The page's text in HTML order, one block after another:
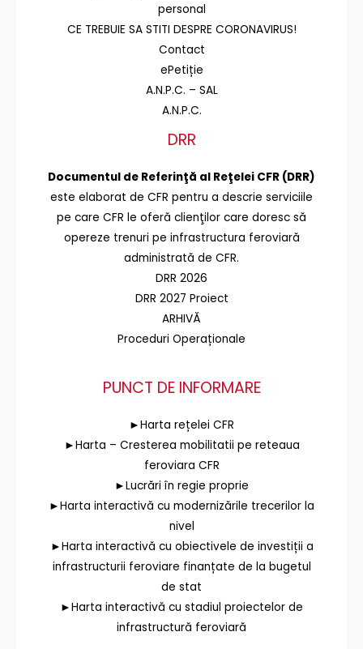
personal
CE TREBUIE SA STITI DESPRE CORONAVIRUS!
Contact
ePetiție
A.N.P.C. – SAL
A.N.P.C.
DRR
Documentul de Referinţă al Reţelei CFR (DRR)
este elaborat de CFR pentru a descrie serviciile
pe care CFR le oferă clienţilor care doresc să
opereze trenuri pe infrastructura feroviară
administrată de CFR.
DRR 2026
DRR 2027 Proiect
ARHIVĂ
Proceduri Operaționale
PUNCT DE INFORMARE
►Harta rețelei CFR
►Harta – Cresterea mobilitatii pe reteaua
feroviara CFR
►Lucrări în regie proprie
►Harta interactivă cu modernizările trecerilor la
nivel
►Harta interactivă cu obiectivele de investiții a
infrastructurii feroviare finanțate de la bugetul
de stat
►Harta interactivă cu stadiul proiectelor de
infrastructură feroviară